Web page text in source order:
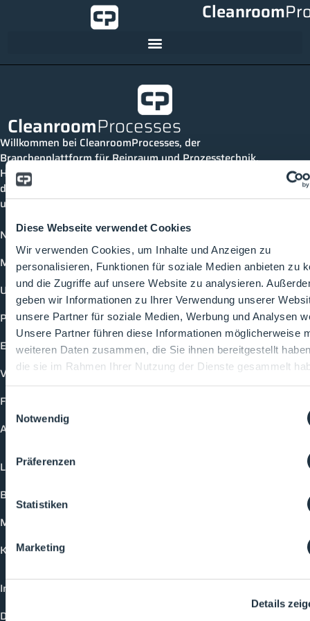
Diese Webseite verwendet Cookies
Wir verwenden Cookies, um Inhalte und Anzeigen zu
personalisieren, Funktionen für soziale Medien anbieten zu
und die Zugriffe auf unsere Website zu analysieren.
geben wir Informationen zu Ihrer Verwendung unserer
unsere Partner für soziale Medien, Werbung und Analysen
Unsere Partner führen diese Informationen möglicherweise
weiteren Daten zusammen, die Sie ihnen bereitgestellt
die sie im Rahmen Ihrer Nutzung der Dienste gesammelt
Einwilligungsauswahl
Notwendig
Präferenzen
Statistiken
Marketing
Details
Cleanroom
CleanroomProcesses
Willkommen bei CleanroomProcesses, der
Branchenplattform für Reinraum und Prozesstechnik.
Hier bleibst du immer auf dem neuesten Stand, kannst
dich mit anderen verknüpfen und alle relevanten Themen
und Events der Branche entdecken.
News
Mediathek
Unternehmen
Produkte
Events
Vorträge
Future-Faces
Academy
Login
Buchungsmöglichkeiten
Medienformate
Kontakt
Impressum
Datenschutzerklärung